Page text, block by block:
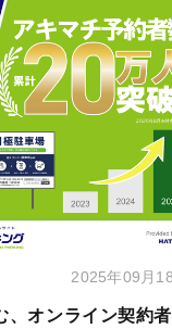
2025年09月
、オンライン契約